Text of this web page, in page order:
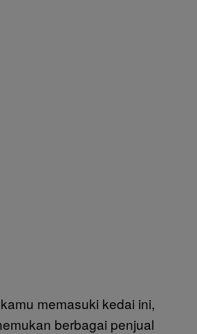
memasuki kedai ini,
berbagai penjual